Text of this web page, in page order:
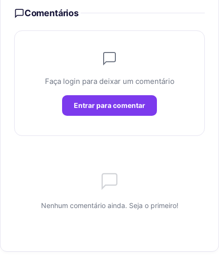
Comentários
Faça login para deixar um comentário
Entrar para comentar
Nenhum comentário ainda. Seja o primeiro!